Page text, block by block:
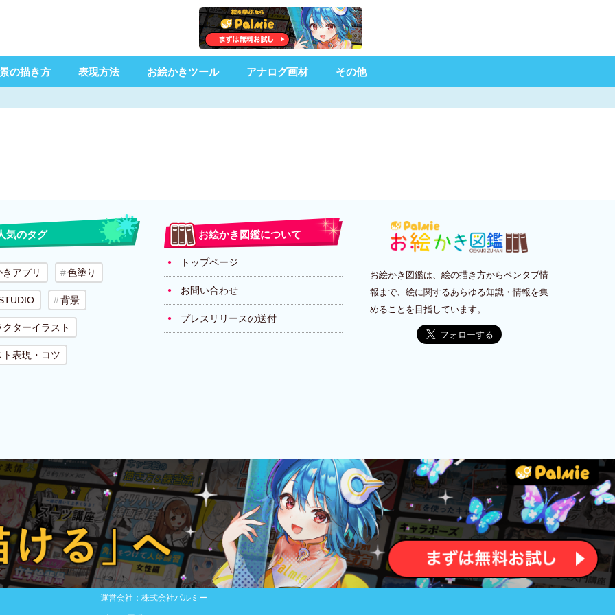
の描き方 表現方法 お絵かきツール アナログ画材 その他
気のタグ
アプリ 色塗り
背景
ターイラスト
ト表現・コツ
お絵かき図鑑について
トップページ
お問い合わせ
プレスリリースの送付
お絵かき図鑑は、絵の描き方からペンタブ情
報まで、絵に関するあらゆる知識・情報を集
めることを目指しています。
運営会社：株式会社パルミー